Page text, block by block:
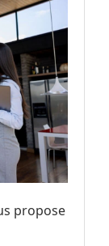
propose